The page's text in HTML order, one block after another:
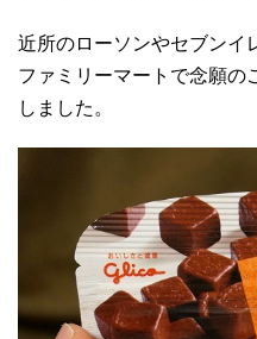
近所のローソンやセブンイ
ファミリーマートで念願の
しました。